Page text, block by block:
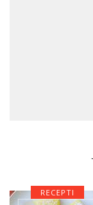
RECEPTI